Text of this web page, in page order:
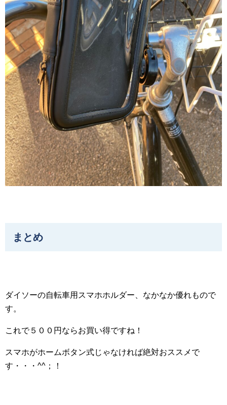
まとめ
ダイソーの自転車用スマホホルダー、なかなか優れもので
す。
これで５００円ならお買い得ですね！
スマホがホームボタン式じゃなければ絶対おススメで
す・・・^^；！